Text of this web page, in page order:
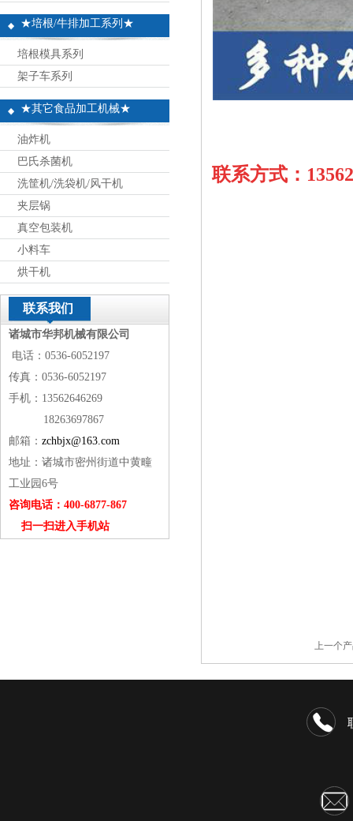
★培根/牛排加工系列★
培根模具系列
架子车系列
★其它食品加工机械★
油炸机
巴氏杀菌机
洗筐机/洗袋机/风干机
夹层锅
真空包装机
小料车
烘干机
联系我们
诸城市华邦机械有限公司
电话：0536-6052197
传真：0536-6052197
手机：13562646269
18263697867
邮箱： zchbjx@163.com
地址：诸城市密州街道中黄疃
工业园6号
咨询电话：400-6877-867
扫一扫进入手机站
联系方式：
上一个